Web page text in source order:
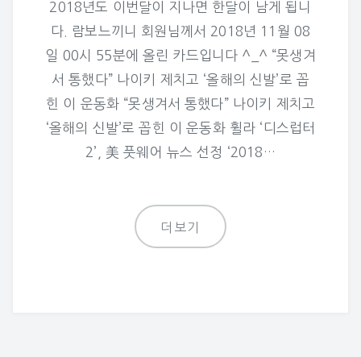
2018년도 이번달이 지나면 한달이 남게 됩니
다. 람보느끼니 회원님께서 2018년 11월 08
일 00시 55분에 올린 카드입니다 ^_^ “못생겨
서 통했다” 나이키 제치고 ‘올해의 신발’로 꼽
힌 이 운동화 “못생겨서 통했다” 나이키 제치고
‘올해의 신발’로 꼽힌 이 운동화 휠라 ‘디스럽터
2’, 美 풋웨어 뉴스 선정 ‘2018…
더보기